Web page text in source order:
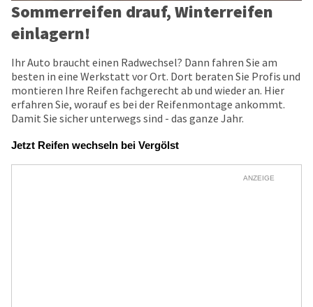
Sommerreifen drauf, Winterreifen
einlagern!
Ihr Auto braucht einen Radwechsel? Dann fahren Sie am
besten in eine Werkstatt vor Ort. Dort beraten Sie Profis und
montieren Ihre Reifen fachgerecht ab und wieder an. Hier
erfahren Sie, worauf es bei der Reifenmontage ankommt.
Damit Sie sicher unterwegs sind - das ganze Jahr.
Jetzt Reifen wechseln bei Vergölst
ANZEIGE